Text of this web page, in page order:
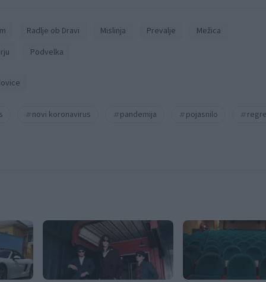
Radlje ob Dravi Mislinja Prevalje
Mežica
Podvelka
novi koronavirus pandemija pojasnilo